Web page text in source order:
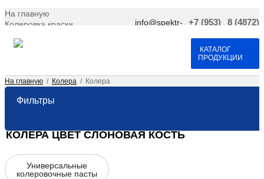
На главную
Колеровка краски
Договор оферта
info@spektr-
+7 (953)
8 (4872)
КАТАЛОГ
ПРОДУКЦИИ
На главную / Колера / Колера
Фильтры
КОЛЕРА ЦВЕТ СЛОНОВАЯ КОСТЬ
Универсальные
колеровочные пасты